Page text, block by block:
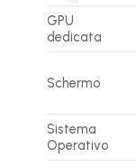
GPU
dedicata
Schermo
Sistema
Operativo